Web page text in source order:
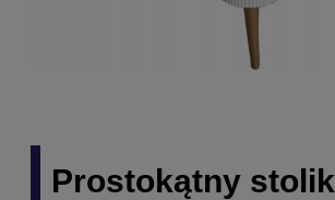
Prostokątny stolik